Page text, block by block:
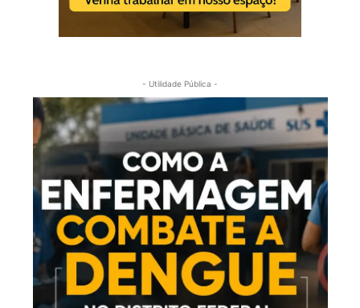
- Utilidade Pública -